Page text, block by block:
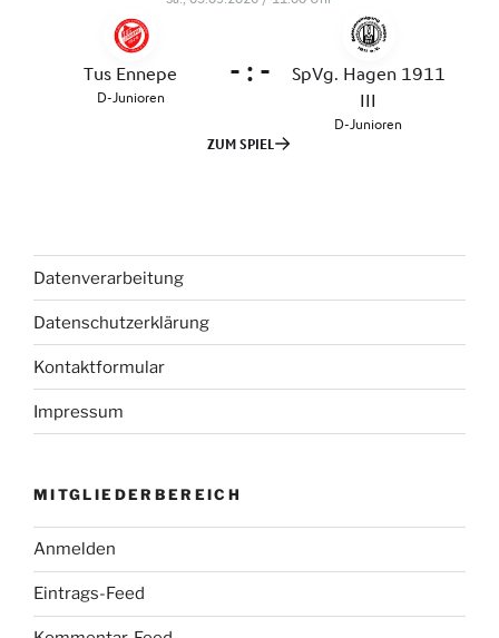
Datenverarbeitung
Datenschutzerklärung
Kontaktformular
Impressum
MITGLIEDERBEREICH
Anmelden
Eintrags-Feed